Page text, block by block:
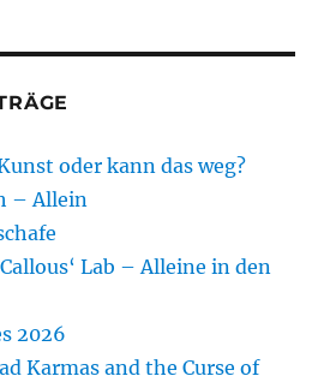
oder kann das weg?
– Allein
Lab – Alleine in den
2026
Karmas and the Curse of